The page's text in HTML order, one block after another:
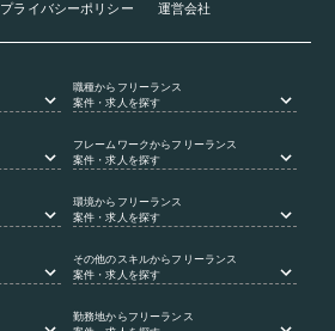
プライバシーポリシー 運営会社
職種からフリーランス
案件・求人を探す
フレームワークからフリーランス
案件・求人を探す
環境からフリーランス
案件・求人を探す
その他のスキルからフリーランス
案件・求人を探す
勤務地からフリーランス